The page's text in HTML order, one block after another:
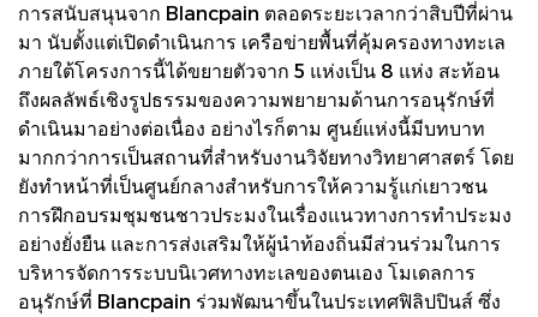
การสนับสนุนจาก Blancpain ตลอดระยะเวลากว่าสิบปีที่ผ่าน
มา นับตั้งแต่เปิดดำเนินการ เครือข่ายพื้นที่คุ้มครองทางทะเล
ภายใต้โครงการนี้ได้ขยายตัวจาก 5 แห่งเป็น 8 แห่ง สะท้อน
ถึงผลลัพธ์เชิงรูปธรรมของความพยายามด้านการอนุรักษ์ที่
ดำเนินมาอย่างต่อเนื่อง อย่างไรก็ตาม ศูนย์แห่งนี้มีบทบาท
มากกว่าการเป็นสถานที่สำหรับงานวิจัยทางวิทยาศาสตร์ โดย
ยังทำหน้าที่เป็นศูนย์กลางสำหรับการให้ความรู้แก่เยาวชน
การฝึกอบรมชุมชนชาวประมงในเรื่องแนวทางการทำประมง
อย่างยั่งยืน และการส่งเสริมให้ผู้นำท้องถิ่นมีส่วนร่วมในการ
บริหารจัดการระบบนิเวศทางทะเลของตนเอง โมเดลการ
อนุรักษ์ที่ Blancpain ร่วมพัฒนาขึ้นในประเทศฟิลิปปินส์ ซึ่ง